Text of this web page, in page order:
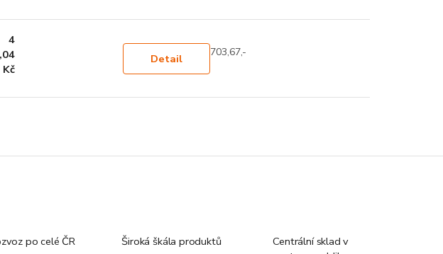
4
Kč
Detail 703,67,-
po celé ČR Široká škála produktů
Centrální sklad v